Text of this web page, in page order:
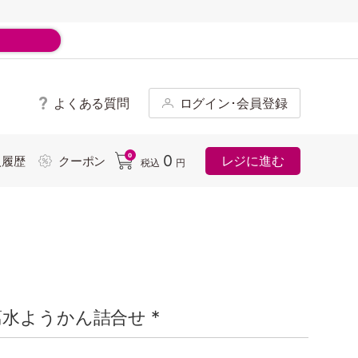
よくある質問 ログイン･会員登録
歴 クーポン 0
税込 0 円 レジに進む
ようかん詰合せ *